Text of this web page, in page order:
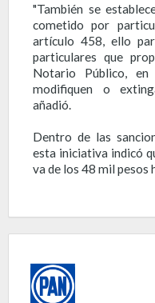
"También se
cometido por
artículo 458, ello
particulares que
Notario Público, en
modifiquen o
añadió.
Dentro de las
esta iniciativa indicó
va de los 48 mil pesos